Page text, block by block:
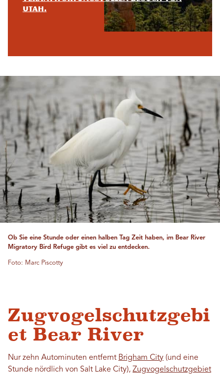
Utah.
Ob Sie eine Stunde oder einen halben Tag Zeit haben, im Bear River
Migratory Bird Refuge gibt es viel zu entdecken.
Foto: Marc Piscotty
Zugvogelschutzgebi
et Bear River
Nur zehn Autominuten entfernt Brigham City (und eine
Stunde nördlich von Salt Lake City), Zugvogelschutzgebiet